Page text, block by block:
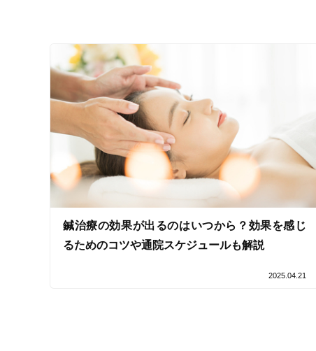
施術の特徴
痛みの少ない鍼シール
支払いに関する特徴
クレカ可
鍼治療の効果が出るのはいつから？効果を感じ
るためのコツや通院スケジュールも解説
2025.04.21